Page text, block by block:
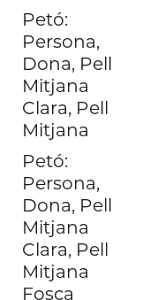
Petó:
Persona,
Dona, Pell
Mitjana
Clara, Pell
Mitjana
Petó:
Persona,
Dona, Pell
Mitjana
Clara, Pell
Mitjana
Fosca